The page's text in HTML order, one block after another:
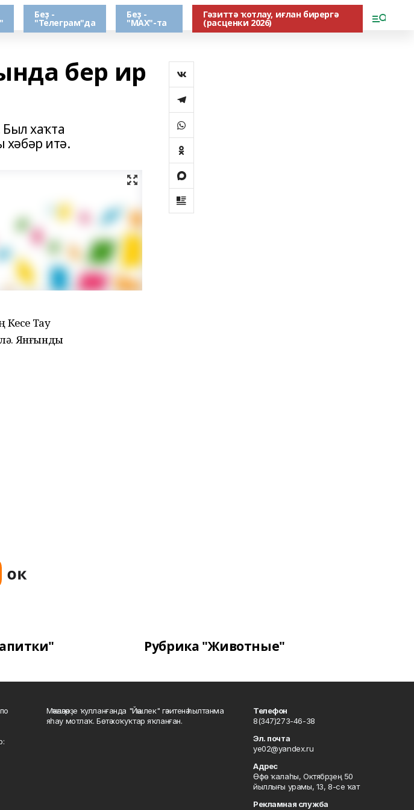
Беҙ -
"Телеграм"да
Беҙ -
"МАХ"-та
Гәзиттә ҡотлау, иғлан бирергә
(расценки 2026)
бер ир
хаҡта
итә.
Кесе Тау
Янғынды
Рубрика "Животные"
Мәҡәләләрҙе ҡулланғанда "Йәшлек" гәзитенә һылтанма
яһау мотлаҡ. Бөтә хоҡуҡтар яҡланған.
Телефон
8(347)273-46-38
Эл. почта
ye02@yandex.ru
Адрес
Өфө ҡалаһы, Октябрҙең 50
йыллығы урамы, 13, 8-се ҡат
Рекламная служба